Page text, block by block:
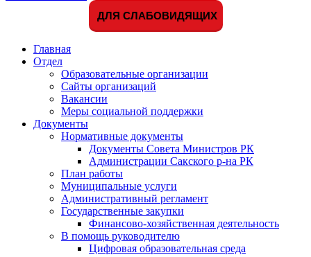
ДЛЯ СЛАБОВИДЯЩИХ
Главная
Отдел
Образовательные организации
Сайты организаций
Вакансии
Меры социальной поддержки
Документы
Нормативные документы
Документы Совета Министров РК
Администрации Сакского р-на РК
План работы
Муниципальные услуги
Административный регламент
Государственные закупки
Финансово-хозяйственная деятельность
В помощь руководителю
Цифровая образовательная среда